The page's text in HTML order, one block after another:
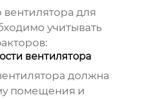
для
учитывать
вентилятора
должна
помещения и